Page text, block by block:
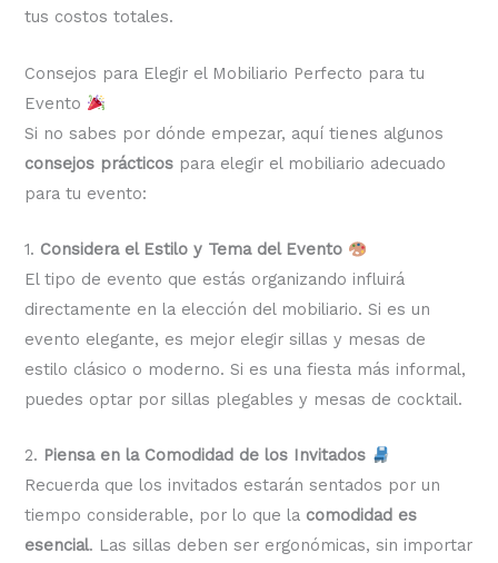
tus costos totales.
Consejos para Elegir el Mobiliario Perfecto para tu
Evento
Si no sabes por dónde empezar, aquí tienes algunos
consejos prácticos para elegir el mobiliario adecuado
para tu evento:
1. Considera el Estilo y Tema del Evento
El tipo de evento que estás organizando influirá
directamente en la elección del mobiliario. Si es un
evento elegante, es mejor elegir sillas y mesas de
estilo clásico o moderno. Si es una fiesta más informal,
puedes optar por sillas plegables y mesas de cocktail.
2. Piensa en la Comodidad de los Invitados
Recuerda que los invitados estarán sentados por un
tiempo considerable, por lo que la comodidad es
esencial. Las sillas deben ser ergonómicas, sin importar